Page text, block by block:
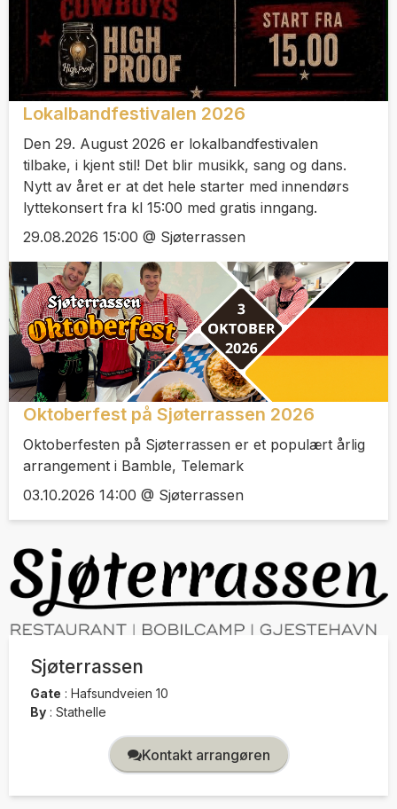
Lokalbandfestivalen 2026
Den 29. August 2026 er lokalbandfestivalen
tilbake, i kjent stil! Det blir musikk, sang og dans.
Nytt av året er at det hele starter med innendørs
lyttekonsert fra kl 15:00 med gratis inngang.
29.08.2026 15:00 @ Sjøterrassen
Oktoberfest på Sjøterrassen 2026
Oktoberfesten på Sjøterrassen er et populært årlig
arrangement i Bamble, Telemark
03.10.2026 14:00 @ Sjøterrassen
Sjøterrassen
Gate : Hafsundveien 10
By : Stathelle
Kontakt arrangøren